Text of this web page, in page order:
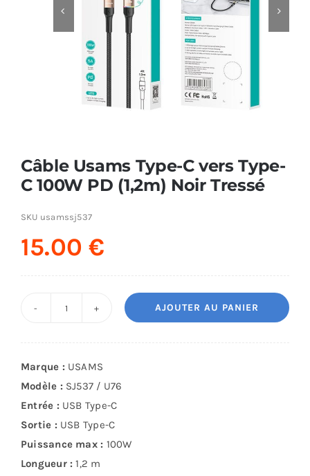
 
Câble Usams Type-C vers Type-
C 100W PD (1,2m) Noir Tressé
SKU usamssj537
15.00€
Usams
Type-
C
vers
Type-
AJOUTER AU PANIER
Marque : USAMS
Modèle : SJ537 / U76
Entrée : USB Type-C
Sortie : USB Type-C
Puissance max : 100W
Longueur : 1,2 m